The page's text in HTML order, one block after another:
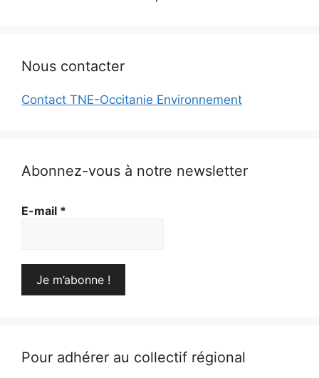
Nous contacter
Contact TNE-Occitanie Environnement
Abonnez-vous à notre newsletter
E-mail *
Pour adhérer au collectif régional